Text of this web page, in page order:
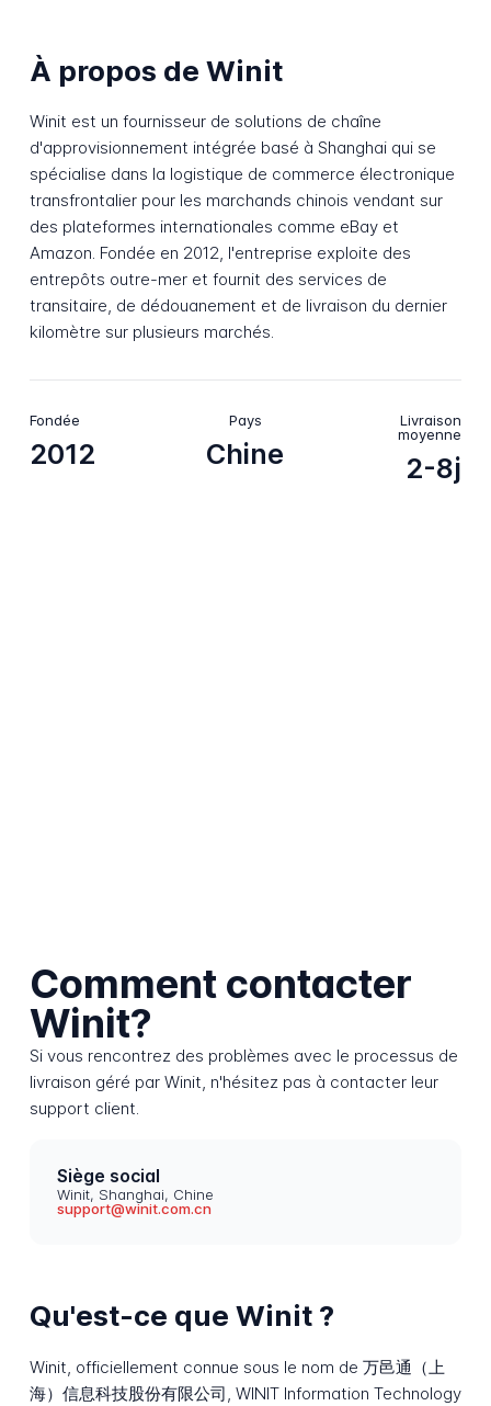
À propos de Winit
Winit est un fournisseur de solutions de chaîne
d'approvisionnement intégrée basé à Shanghai qui se
spécialise dans la logistique de commerce électronique
transfrontalier pour les marchands chinois vendant sur
des plateformes internationales comme eBay et
Amazon. Fondée en 2012, l'entreprise exploite des
entrepôts outre-mer et fournit des services de
transitaire, de dédouanement et de livraison du dernier
kilomètre sur plusieurs marchés.
Fondée
2012
Pays
Chine
Livraison
moyenne
2-8j
Comment contacter
Winit?
Si vous rencontrez des problèmes avec le processus de
livraison géré par Winit, n'hésitez pas à contacter leur
support client.
Siège social
Winit, Shanghai, Chine
support@winit.com.cn
Qu'est-ce que Winit ?
Winit, officiellement connue sous le nom de 万邑通（上
海）信息科技股份有限公司, WINIT Information Technology